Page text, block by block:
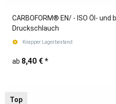
CARBOFORM® EN/ - ISO Öl-
Druckschlauch
Knapper Lagerbestand
ab 8,40 € *
Top